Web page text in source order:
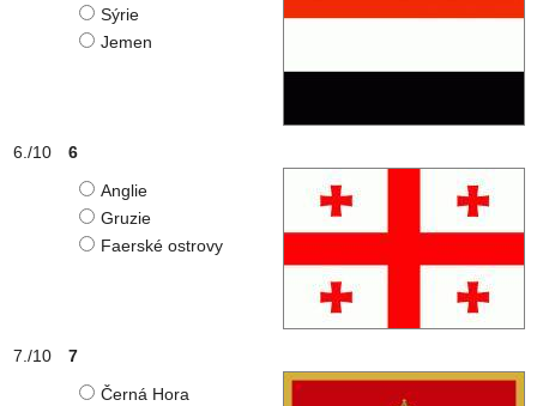
Sýrie
Jemen
6
Anglie
Gruzie
Faerské ostrovy
7
Černá Hora